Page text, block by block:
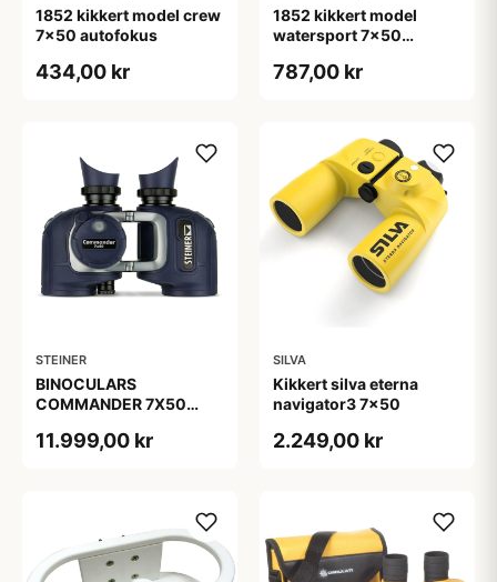
1852 kikkert model crew
7x50 autofokus
434,00 kr
1852 kikkert model
watersport 7x50
787,00 kr
STEINER
BINOCULARS
COMMANDER 7X50
11.999,00 kr
SILVA
Kikkert silva eterna
navigator3 7x50
2.249,00 kr